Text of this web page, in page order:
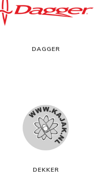
DAGGER
DEKKER